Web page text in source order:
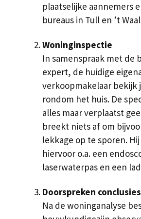
plaatselijke aannemers
bureaus in Tull en ’t
Woninginspectie
In samenspraak met de
expert, de huidige
verkoopmakelaar bekijk
rondom het huis. De
alles maar verplaatst
breekt niets af om
lekkage op te sporen.
hiervoor o.a. een
laserwaterpas en een
Doorspreken conclusies
Na de woninganalyse